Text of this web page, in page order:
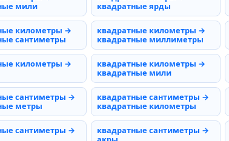
мили
квадратные ярды
километры →
сантиметры
квадратные километры →
квадратные миллиметры
километры →
квадратные километры →
квадратные мили
сантиметры →
метры
квадратные сантиметры →
квадратные километры
сантиметры →
квадратные сантиметры →